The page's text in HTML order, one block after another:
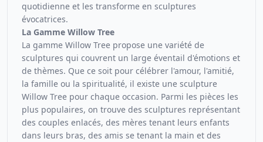
quotidienne et les transforme en sculptures
évocatrices.
La Gamme Willow Tree
La gamme Willow Tree propose une variété de
sculptures qui couvrent un large éventail d'émotions et
de thèmes. Que ce soit pour célébrer l'amour, l'amitié,
la famille ou la spiritualité, il existe une sculpture
Willow Tree pour chaque occasion. Parmi les pièces les
plus populaires, on trouve des sculptures représentant
des couples enlacés, des mères tenant leurs enfants
dans leurs bras, des amis se tenant la main et des